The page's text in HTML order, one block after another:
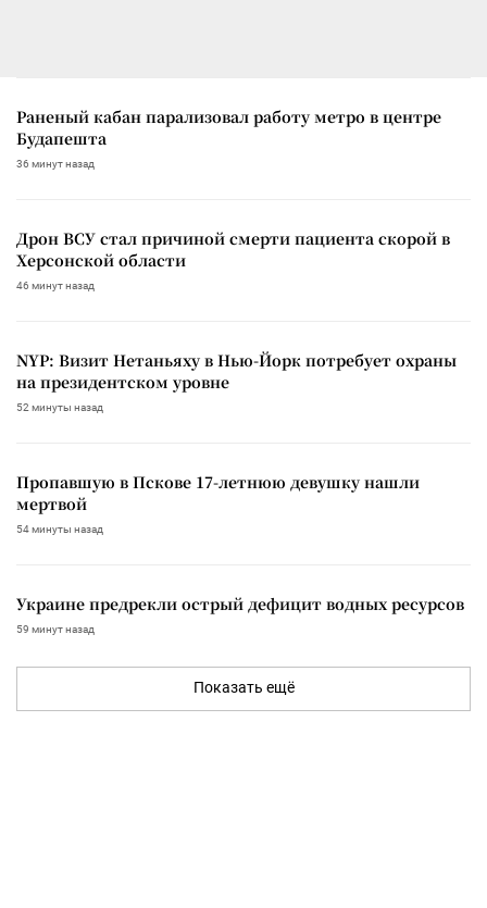
Раненый кабан парализовал работу метро в центре
Будапешта
36 минут назад
Дрон ВСУ стал причиной смерти пациента скорой в
Херсонской области
46 минут назад
NYP: Визит Нетаньяху в Нью-Йорк потребует охраны
на президентском уровне
52 минуты назад
Пропавшую в Пскове 17-летнюю девушку нашли
мертвой
54 минуты назад
Украине предрекли острый дефицит водных ресурсов
59 минут назад
Показать ещё